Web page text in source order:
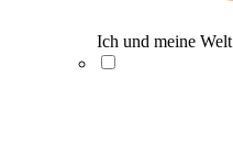
Ich und meine Welt